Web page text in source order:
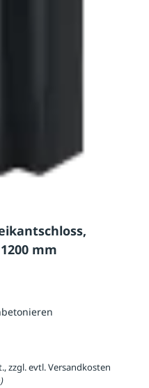
mm
zzgl. evtl. Versandkosten